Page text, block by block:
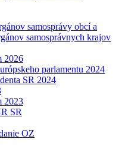
samosprávy obcí a
samosprávnych krajov
2026
parlamentu 2024
SR 2024
2023
SR
OZ